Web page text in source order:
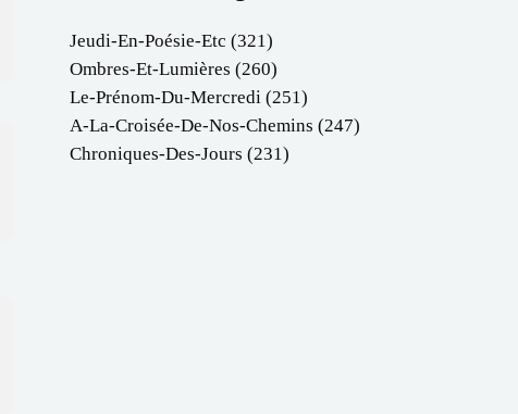
Jeudi-En-Poésie-Etc (321)
Ombres-Et-Lumières (260)
Le-Prénom-Du-Mercredi (251)
A-La-Croisée-De-Nos-Chemins (247)
Chroniques-Des-Jours (231)